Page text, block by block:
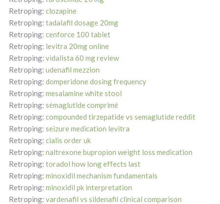
Retroping: clozapine
Retroping: tadalafil dosage 20mg
Retroping: cenforce 100 tablet
Retroping: levitra 20mg online
Retroping: vidalista 60 mg review
Retroping: udenafil mezzion
Retroping: domperidone dosing frequency
Retroping: mesalamine white stool
Retroping: sémaglutide comprimé
Retroping: compounded tirzepatide vs semaglutide reddit
Retroping: seizure medication levitra
Retroping: cialis order uk
Retroping: naltrexone bupropion weight loss medication
Retroping: toradol how long effects last
Retroping: minoxidil mechanism fundamentals
Retroping: minoxidil pk interpretation
Retroping: vardenafil vs sildenafil clinical comparison